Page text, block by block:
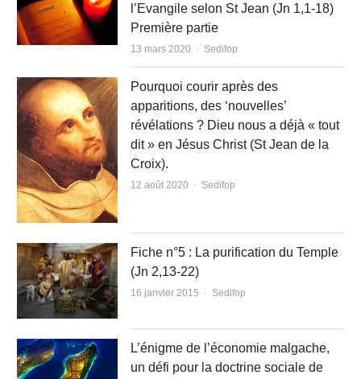
l’Evangile selon St Jean (Jn 1,1-18)
Première partie
13 mars 2020 Author
Sedifop
Pourquoi courir après des
apparitions, des ‘nouvelles’
révélations ? Dieu nous a déjà « tout
dit » en Jésus Christ (St Jean de la
Croix).
12 août 2020 Author
Sedifop
Fiche n°5 : La purification du Temple
(Jn 2,13-22)
16 janvier 2015 Author
Sedifop
L’énigme de l’économie malgache,
un défi pour la doctrine sociale de